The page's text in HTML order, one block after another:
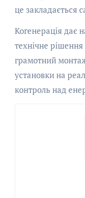
це закладається
Когенерація дає
технічне
грамотний
установки на
контроль над